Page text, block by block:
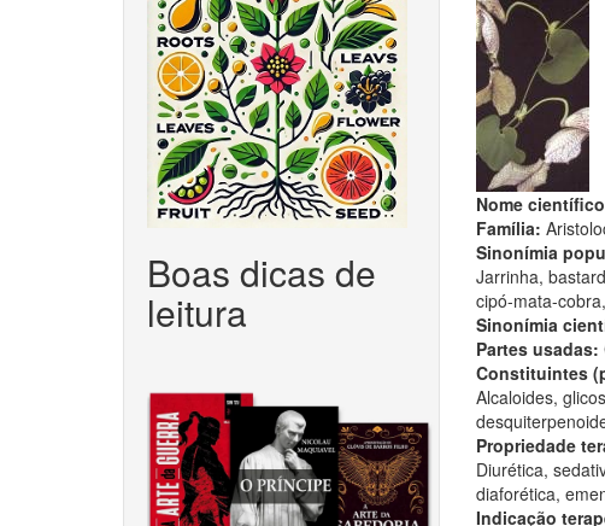
Boas dicas de
leitura
Nome
Família:
Sinonímia
Jarrinha,
cipó-mata-
Sinonímia
Partes usadas:
Constituintes
Alcaloides,
Propriedade
Diurética,
diaforética,
Indicação